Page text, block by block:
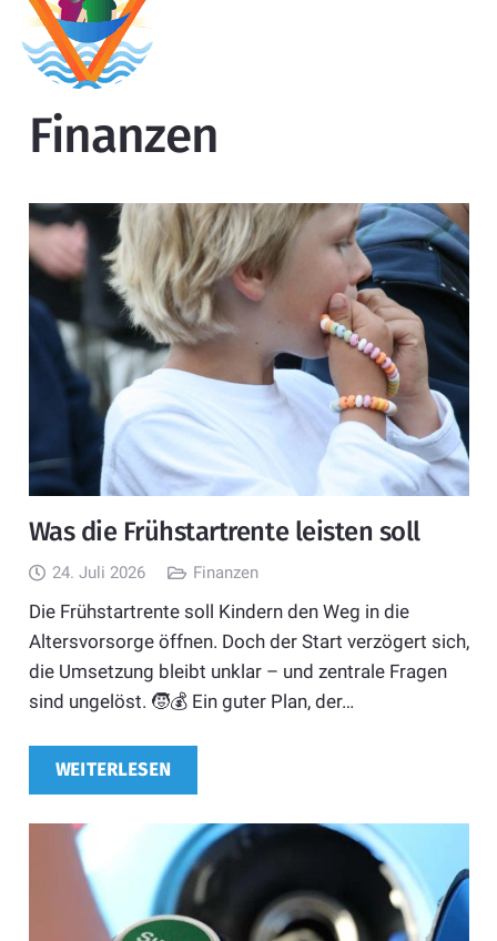
Finanzen
Was die Frühstartrente leisten soll
24. Juli 2026 Finanzen
Die Frühstartrente soll Kindern den Weg in die
Altersvorsorge öffnen. Doch der Start verzögert sich,
die Umsetzung bleibt unklar – und zentrale Fragen
sind ungelöst. 🧒💰 Ein guter Plan, der…
WEITERLESEN